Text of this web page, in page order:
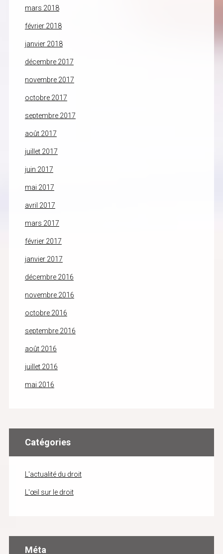
mars 2018
février 2018
janvier 2018
décembre 2017
novembre 2017
octobre 2017
septembre 2017
août 2017
juillet 2017
juin 2017
mai 2017
avril 2017
mars 2017
février 2017
janvier 2017
décembre 2016
novembre 2016
octobre 2016
septembre 2016
août 2016
juillet 2016
mai 2016
Catégories
L'actualité du droit
L'œil sur le droit
Méta